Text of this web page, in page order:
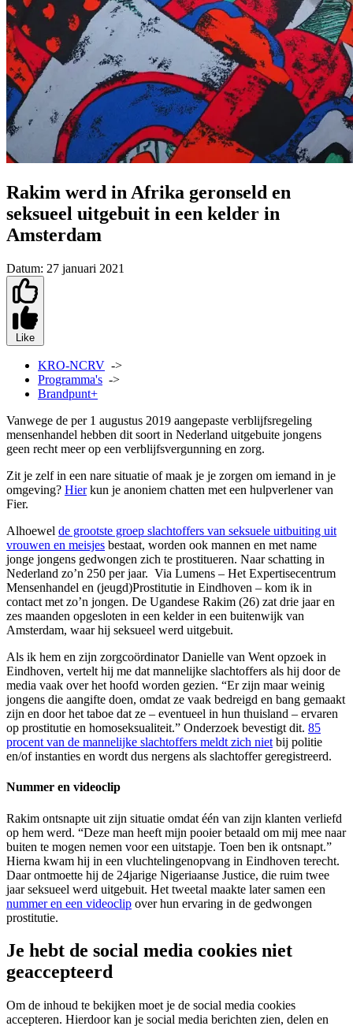
Rakim werd in Afrika geronseld en
seksueel uitgebuit in een kelder in
Amsterdam
Datum: 27 januari 2021
Like
KRO-NCRV ->
Programma's ->
Brandpunt+
Vanwege de per 1 augustus 2019 aangepaste verblijfsregeling
mensenhandel hebben dit soort in Nederland uitgebuite jongens
geen recht meer op een verblijfsvergunning en zorg.
Zit je zelf in een nare situatie of maak je je zorgen om iemand in je
omgeving? Hierkun je anoniem chatten met een hulpverlener van
Fier.
Alhoewel de grootste groep slachtoffers van seksuele uitbuiting uit
vrouwen en meisjes bestaat, worden ook mannen en met name
jonge jongens gedwongen zich te prostitueren. Naar schatting in
Nederland zo’n 250 per jaar. Via Lumens – Het Expertisecentrum
Mensenhandel en (jeugd)Prostitutie in Eindhoven – kom ik in
contact met zo’n jongen. De Ugandese Rakim (26) zat drie jaar en
zes maanden opgesloten in een kelder in een buitenwijk van
Amsterdam, waar hij seksueel werd uitgebuit.
Als ik hem en zijn zorgcoördinator Danielle van Went opzoek in
Eindhoven, vertelt hij me dat mannelijke slachtoffers als hij door de
media vaak over het hoofd worden gezien. “Er zijn maar weinig
jongens die aangifte doen, omdat ze vaak bedreigd en bang gemaakt
zijn en door het taboe dat ze – eventueel in hun thuisland – ervaren
op prostitutie en homoseksualiteit.” Onderzoek bevestigt dit. 85
procent van de mannelijke slachtoffers meldt zich niet bij politie
en/of instanties en wordt dus nergens als slachtoffer geregistreerd.
Nummer en videoclip
Rakim ontsnapte uit zijn situatie omdat één van zijn klanten verliefd
op hem werd. “Deze man heeft mijn pooier betaald om mij mee naar
buiten te mogen nemen voor een uitstapje. Toen ben ik ontsnapt.”
Hierna kwam hij in een vluchtelingenopvang in Eindhoven terecht.
Daar ontmoette hij de 24jarige Nigeriaanse Justice, die ruim twee
jaar seksueel werd uitgebuit. Het tweetal maakte later samen een
nummer en een videoclip over hun ervaring in de gedwongen
prostitutie.
Je hebt de social media cookies niet
geaccepteerd
Om de inhoud te bekijken moet je de social media cookies
accepteren. Hierdoor kan je social media berichten zien, delen en